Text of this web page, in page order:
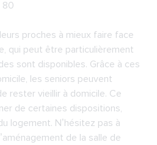
80
proches à mieux faire face
qui peut être particulièrement
sont disponibles. Grâce à ces
les seniors peuvent
rester vieillir à domicile. Ce
de certaines dispositions,
logement. N’hésitez pas à
de la salle de